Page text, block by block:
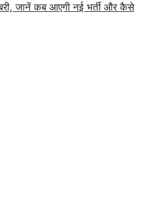
जानें कब आएगी नई भर्ती और कैसे